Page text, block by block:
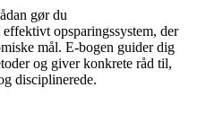
gør du
opsparingssystem, der
mål. E-bogen guider dig
og giver konkrete råd til,
disciplinerede.